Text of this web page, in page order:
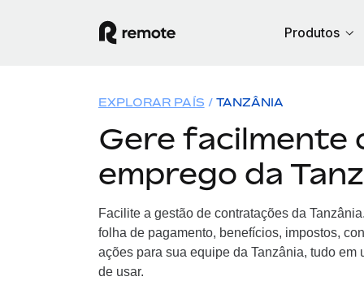
Produtos
EXPLORAR PAÍS TANZÂNIA
Gere facilmente
emprego da
Facilite a gestão de contratações da
folha de pagamento, benefícios, impostos,
ações para sua equipe da Tanzânia, tudo em
de usar.